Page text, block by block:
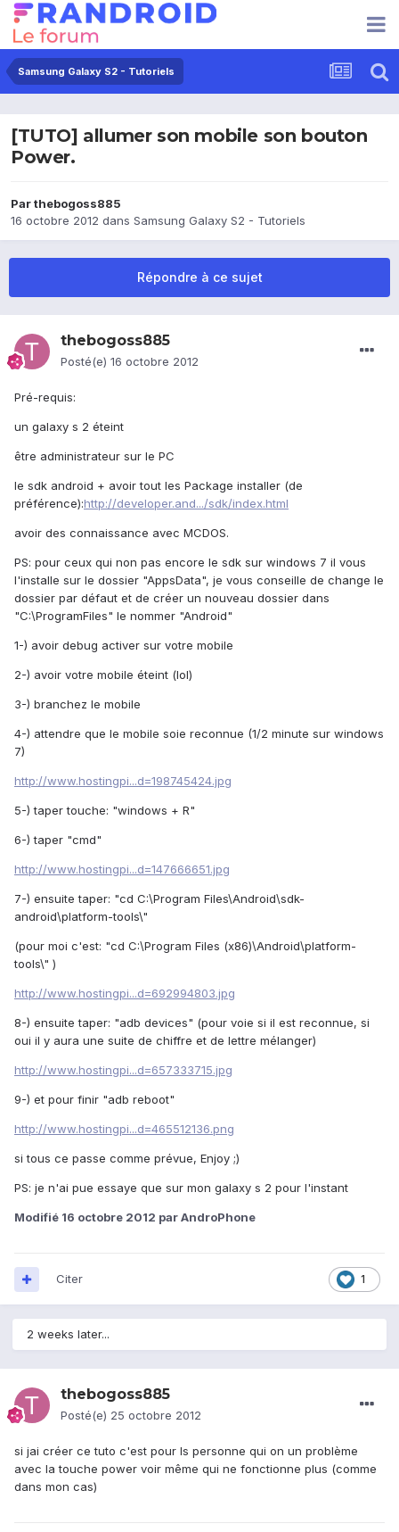
Samsung Galaxy S2 - Tutoriels
[TUTO] allumer son mobile son bouton
Power.
Parthebogoss885
16 octobre 2012 dans Samsung Galaxy S2 - Tutoriels
Répondre à ce sujet
thebogoss885
Posté(e) 16 octobre 2012
Pré-requis:
un galaxy s 2 éteint
être administrateur sur le PC
le sdk android + avoir tout les Package installer (de
préférence):http://developer.and.../sdk/index.html
avoir des connaissance avec MCDOS.
PS: pour ceux qui non pas encore le sdk sur windows 7 il vous
l'installe sur le dossier "AppsData", je vous conseille de change le
dossier par défaut et de créer un nouveau dossier dans
"C:\ProgramFiles" le nommer "Android"
1-) avoir debug activer sur votre mobile
2-) avoir votre mobile éteint (lol)
3-) branchez le mobile
4-) attendre que le mobile soie reconnue (1/2 minute sur windows
7)
http://www.hostingpi...d=198745424.jpg
5-) taper touche: "windows + R"
6-) taper "cmd"
http://www.hostingpi...d=147666651.jpg
7-) ensuite taper: "cd C:\Program Files\Android\sdk-
android\platform-tools\"
(pour moi c'est: "cd C:\Program Files (x86)\Android\platform-
tools\" )
http://www.hostingpi...d=692994803.jpg
8-) ensuite taper: "adb devices" (pour voie si il est reconnue, si
oui il y aura une suite de chiffre et de lettre mélanger)
http://www.hostingpi...d=657333715.jpg
9-) et pour finir "adb reboot"
http://www.hostingpi...d=465512136.png
si tous ce passe comme prévue, Enjoy ;)
PS: je n'ai pue essaye que sur mon galaxy s 2 pour l'instant
Modifié 16 octobre 2012 par AndroPhone
1
Citer
2 weeks later...
thebogoss885
Posté(e) 25 octobre 2012
si jai créer ce tuto c'est pour ls personne qui on un problème
avec la touche power voir même qui ne fonctionne plus (comme
dans mon cas)